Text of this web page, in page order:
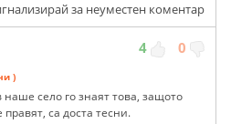
за неуместен коментар
4 0
)
село го знаят това, защото
са доста тесни.